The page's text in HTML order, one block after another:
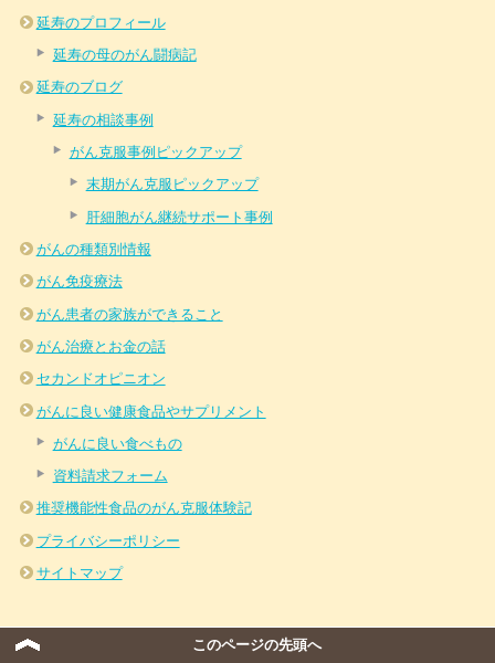
延寿のプロフィール
延寿の母のがん闘病記
延寿のブログ
延寿の相談事例
がん克服事例ピックアップ
末期がん克服ピックアップ
肝細胞がん継続サポート事例
がんの種類別情報
がん免疫療法
がん患者の家族ができること
がん治療とお金の話
セカンドオピニオン
がんに良い健康食品やサプリメント
がんに良い食べもの
資料請求フォーム
推奨機能性食品のがん克服体験記
プライバシーポリシー
サイトマップ
プライバシーポリシー
このページの先頭へ